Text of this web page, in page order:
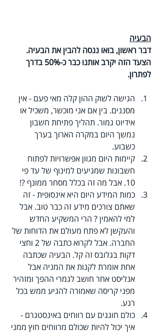
הבעיה
דבר ראשון, בואו ננסה להבין את הבעיה.
הצעד הזה יקרב אותנו כבר כ-50% בדרך
לפתרון.
הגישה לשוק ההון קלה מאי פעם - אין
מסננים. בין אם אני מוכשר, משכיל או
אידיוט גמור. תהליך פתיחת חשבון
נמשך היום במקרה הארוך בערך
כשבוע.
קיימות היום מגוון אפשרויות לפתוח
חשבונות שמגיעים למינוף של עד פי
10. אבל מה זה בכלל מסחר ממונף ?!
כמות המידע היום היא אינסופית - זה
שאתם צורכים מידע זה כבר טוב. אבל
למי להאמין ? הרי המשקיע החדש
והעקשן לא פתח מעולם את הדוחות של
החברה. אבל לקרוא כתבה של 2 וחצי
דקות בגלובס זה קל. הבעיה שכתבה
אחת אומרת לקנות את המניה אבל
אנליסט אחר חושב לגמרי ההפך ומזהיר
מפני קריסה שאמורה להגיע ממש בכל
רגע.
כולם חוגגים עם רווחים באינסטגרם -
איך יכול להיות שכולם מרווחים חוץ ממני